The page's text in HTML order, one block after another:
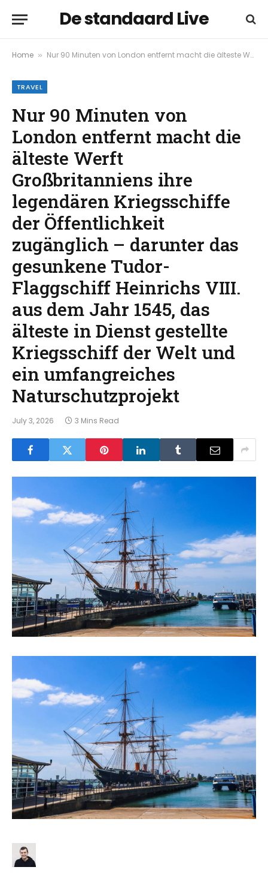
De standaard Live
Home » Nur 90 Minuten von London entfernt macht die älteste Werft Großbritanniens ihre legendären Kriegsschiffe der Öffentlichkeit zugänglich – darunter das gesunkene Tudor-Flaggschiff Heinrichs VIII. aus dem Jahr 1545, das älteste in Dienst gestellte Kriegsschiff der Welt und ein umfangreiches Naturschutzprojekt
TRAVEL
Nur 90 Minuten von
London entfernt macht die
älteste Werft
Großbritanniens ihre
legendären Kriegsschiffe
der Öffentlichkeit
zugänglich – darunter das
gesunkene Tudor-
Flaggschiff Heinrichs VIII.
aus dem Jahr 1545, das
älteste in Dienst gestellte
Kriegsschiff der Welt und
ein umfangreiches
Naturschutzprojekt
July 3, 2026 3 Mins Read